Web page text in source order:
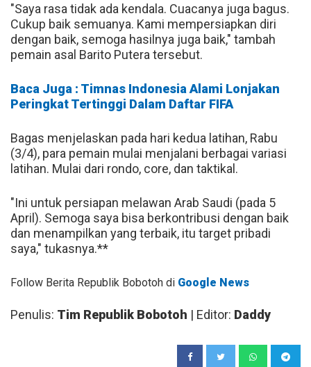
"Saya rasa tidak ada kendala. Cuacanya juga bagus.
Cukup baik semuanya. Kami mempersiapkan diri
dengan baik, semoga hasilnya juga baik," tambah
pemain asal Barito Putera tersebut.
Baca Juga : Timnas Indonesia Alami Lonjakan
Peringkat Tertinggi Dalam Daftar FIFA
Bagas menjelaskan pada hari kedua latihan, Rabu
(3/4), para pemain mulai menjalani berbagai variasi
latihan. Mulai dari rondo, core, dan taktikal.
"Ini untuk persiapan melawan Arab Saudi (pada 5
April). Semoga saya bisa berkontribusi dengan baik
dan menampilkan yang terbaik, itu target pribadi
saya," tukasnya.**
Follow Berita Republik Bobotoh di Google News
Penulis: Tim Republik Bobotoh | Editor: Daddy